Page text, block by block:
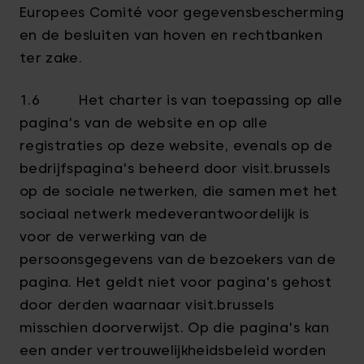
Europees Comité voor gegevensbescherming
en de besluiten van hoven en rechtbanken
ter zake.
1.6 Het charter is van toepassing op alle
pagina's van de website en op alle
registraties op deze website, evenals op de
bedrijfspagina's beheerd door visit.brussels
op de sociale netwerken, die samen met het
sociaal netwerk medeverantwoordelijk is
voor de verwerking van de
persoonsgegevens van de bezoekers van de
pagina. Het geldt niet voor pagina's gehost
door derden waarnaar visit.brussels
misschien doorverwijst. Op die pagina's kan
een ander vertrouwelijkheidsbeleid worden